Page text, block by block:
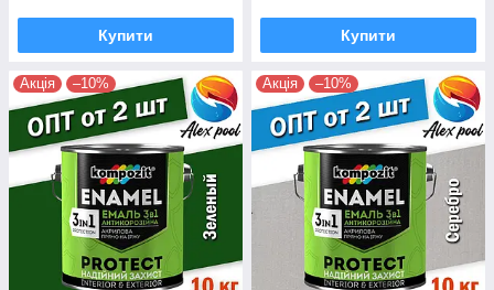
Купити Купити
Акція –10% Акція –10%